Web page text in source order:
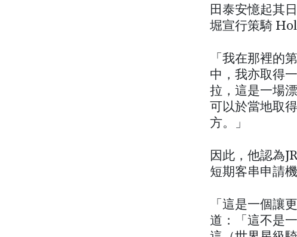
田泰安憶起其
堀宣行策騎
「我在那裡的
中，我亦取得
拉，這是一場
可以於當地取
方。」
因此，他認為
短期客串申請
「這是一個讓
道：「這不是